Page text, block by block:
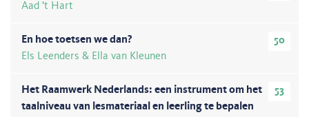
Aad 't Hart
50
En hoe toetsen we dan?
Els Leenders & Ella van Kleunen
53
Het Raamwerk Nederlands: een instrument om het
taalniveau van lesmateriaal en leerling te bepalen